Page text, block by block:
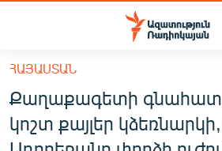
Մատչելիության
հիմնական
բովանդակությանը
Անցնել
հիմնական
ՀԱՅԱՍՏԱՆ
ՔԱՂԱՔԱԿԱՆ
ՀԱՅԱՍՏԱՆ
Քաղաքագետի
կոշտ քայլեր